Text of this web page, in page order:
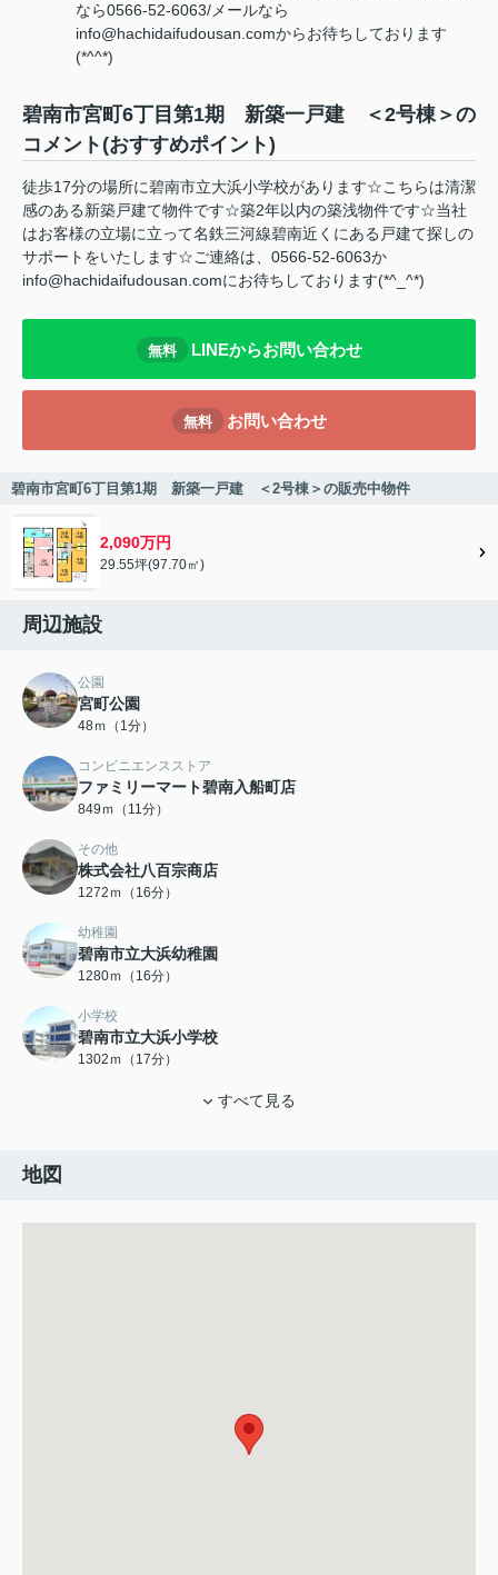
なら0566-52-6063/メールなら
info@hachidaifudousan.comからお待ちしております
(*^^*)
碧南市宮町6丁目第1期 新築一戸建 ＜2号棟＞の
コメント(おすすめポイント)
徒歩17分の場所に碧南市立大浜小学校があります☆こちらは清潔
感のある新築戸建て物件です☆築2年以内の築浅物件です☆当社
はお客様の立場に立って名鉄三河線碧南近くにある戸建て探しの
サポートをいたします☆ご連絡は、0566-52-6063か
info@hachidaifudousan.comにお待ちしております(*^_^*)
無料 LINEからお問い合わせ
無料 お問い合わせ
碧南市宮町6丁目第1期 新築一戸建 ＜2号棟＞の販売中物件
2,090万円
29.55坪(97.70㎡)
周辺施設
公園
宮町公園
48ｍ（1分）
コンビニエンスストア
ファミリーマート碧南入船町店
849ｍ（11分）
その他
株式会社八百宗商店
1272ｍ（16分）
幼稚園
碧南市立大浜幼稚園
1280ｍ（16分）
小学校
碧南市立大浜小学校
1302ｍ（17分）
すべて見る
地図